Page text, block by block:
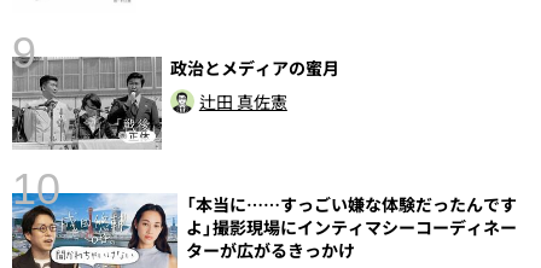
9
政治とメディアの蜜月
辻田 真佐憲
10
「本当に……すっごい嫌な体験だったんです
よ」撮影現場にインティマシーコーディネー
ターが広がるきっかけ